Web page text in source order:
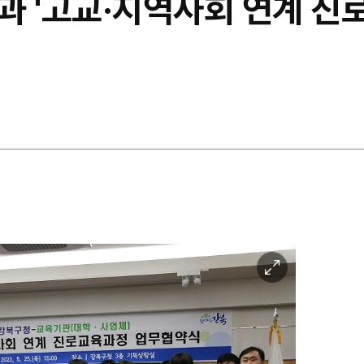
'고교·지역사회 연계 진
이
미
지